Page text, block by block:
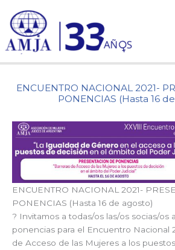
contenido
ENCUENTRO NACIONAL 2021-
PONENCIAS (Hasta 16
ENCUENTRO NACIONAL 2021-
PONENCIAS (Hasta 16 de agosto)
? Invitamos a todas/os las/os socias/os
ponencias para el Encuentro Nacional
de Acceso de las Mujeres a los